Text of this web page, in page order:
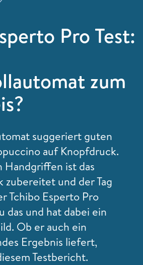
Pro Test:
zum
suggeriert guten
auf Knopfdruck.
ist das
zubereitet und der Tag
Tchibo Esperto Pro
das und hat dabei ein
Ob er auch ein
Ergebnis liefert,
Testbericht.